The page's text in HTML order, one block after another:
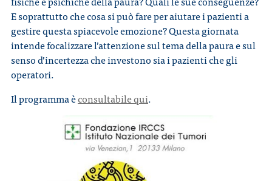
E soprattutto che cosa si può fare per aiutare i pazienti a
gestire questa spiacevole emozione? Questa giornata
intende focalizzare l’attenzione sul tema della paura e sul
senso d’incertezza che investono sia i pazienti che gli
operatori.
Il programma èconsultabile qui.